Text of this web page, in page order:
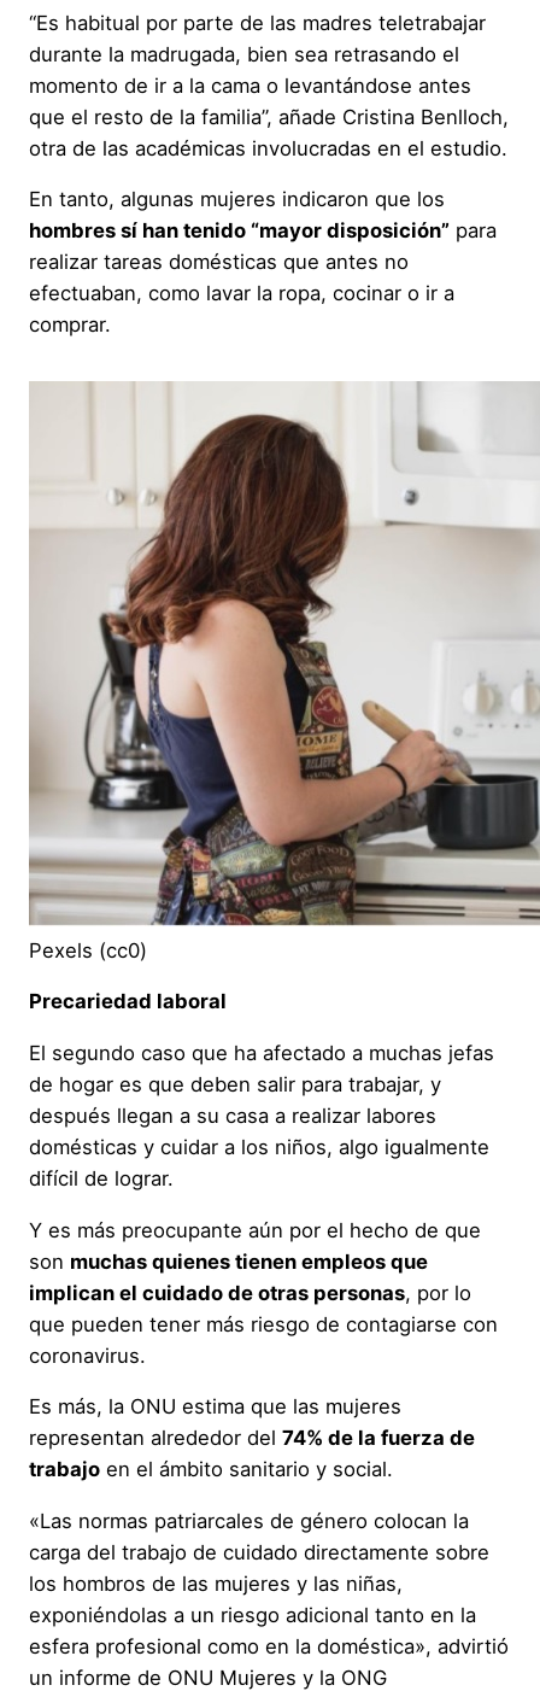
“Es habitual por parte de las madres teletrabajar
durante la madrugada, bien sea retrasando el
momento de ir a la cama o levantándose antes
que el resto de la familia”, añade Cristina Benlloch,
otra de las académicas involucradas en el estudio.
En tanto, algunas mujeres indicaron que los
hombres sí han tenido “mayor disposición” para
realizar tareas domésticas que antes no
efectuaban, como lavar la ropa, cocinar o ir a
comprar.
Pexels (cc0)
Precariedad laboral
El segundo caso que ha afectado a muchas jefas
de hogar es que deben salir para trabajar, y
después llegan a su casa a realizar labores
domésticas y cuidar a los niños, algo igualmente
difícil de lograr.
Y es más preocupante aún por el hecho de que
son muchas quienes tienen empleos que
implican el cuidado de otras personas, por lo
que pueden tener más riesgo de contagiarse con
coronavirus.
Es más, la ONU estima que las mujeres
representan alrededor del 74% de la fuerza de
trabajo en el ámbito sanitario y social.
«Las normas patriarcales de género colocan la
carga del trabajo de cuidado directamente sobre
los hombros de las mujeres y las niñas,
exponiéndolas a un riesgo adicional tanto en la
esfera profesional como en la doméstica», advirtió
un informe de ONU Mujeres y la ONG